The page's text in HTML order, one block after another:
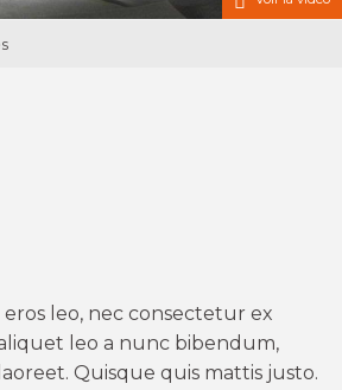
aux favoris
leo, nec consectetur ex
leo a nunc bibendum,
Quisque quis mattis justo.